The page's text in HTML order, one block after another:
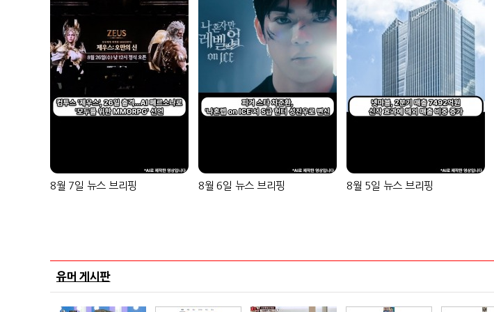
8월 7일 뉴스 브리핑 8월 6일 뉴스 브리핑 8월 5일 뉴스 브리핑
유머 게시판